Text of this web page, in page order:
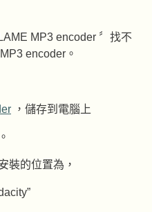
MP3 encoder 〞找不
encoder。
，儲存到電腦上
裝的位置為，